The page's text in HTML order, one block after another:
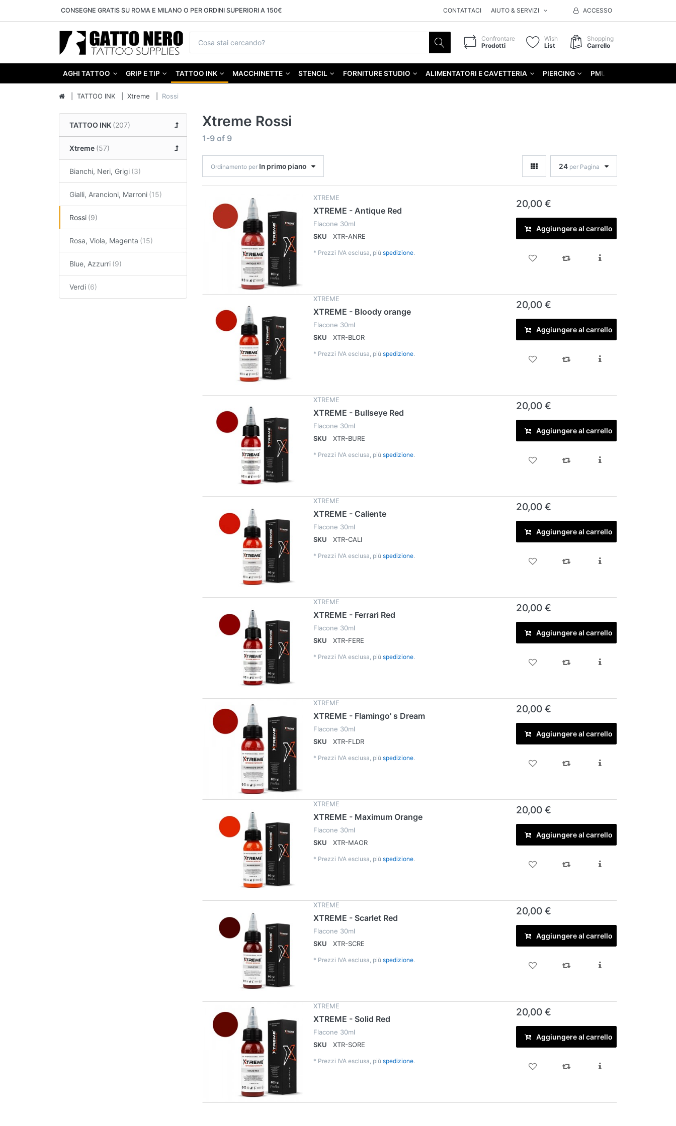
CONSEGNE GRATIS SU ROMA E MILANO O PER ORDINI SUPERIORI A 150€ CONTATTACI AIUTO & SERVIZI ACCESSO
Confrontare
Prodotti
Wish
List
Shopping
Carrello
AGHI TATTOO GRIP E TIP TATTOO INK MACCHINETTE STENCIL FORNITURE STUDIO ALIMENTATORI E CAVETTERIA PIERCING PMU
TATTOO INK Xtreme Rossi
TATTOO INK
Xtreme
Bianchi, Neri, Grigi
Gialli, Arancioni, Marroni
Rossi
Rosa, Viola, Magenta
Blue, Azzurri
Verdi
Xtreme Rossi
1-9 of 9
Ordinamento per In primo piano 24 per Pagina
XTREME
XTREME - Antique Red
Flacone 30ml
SKU
XTR-ANRE
* Prezzi IVA esclusa, più spedizione.
20,00 €
Aggiungere al carrello
XTREME
XTREME - Bloody orange
Flacone 30ml
SKU
XTR-BLOR
* Prezzi IVA esclusa, più spedizione.
20,00 €
Aggiungere al carrello
XTREME
XTREME - Bullseye Red
Flacone 30ml
SKU
XTR-BURE
* Prezzi IVA esclusa, più spedizione.
20,00 €
Aggiungere al carrello
XTREME
XTREME - Caliente
Flacone 30ml
SKU
XTR-CALI
* Prezzi IVA esclusa, più spedizione.
20,00 €
Aggiungere al carrello
XTREME
XTREME - Ferrari Red
Flacone 30ml
SKU
XTR-FERE
* Prezzi IVA esclusa, più spedizione.
20,00 €
Aggiungere al carrello
XTREME
XTREME - Flamingo' s Dream
Flacone 30ml
SKU
XTR-FLDR
* Prezzi IVA esclusa, più spedizione.
20,00 €
Aggiungere al carrello
XTREME
XTREME - Maximum Orange
Flacone 30ml
SKU
XTR-MAOR
* Prezzi IVA esclusa, più spedizione.
20,00 €
Aggiungere al carrello
XTREME
XTREME - Scarlet Red
Flacone 30ml
SKU
XTR-SCRE
* Prezzi IVA esclusa, più spedizione.
20,00 €
Aggiungere al carrello
XTREME
XTREME - Solid Red
Flacone 30ml
SKU
XTR-SORE
* Prezzi IVA esclusa, più spedizione.
20,00 €
Aggiungere al carrello